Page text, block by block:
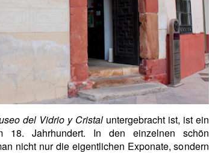
del Vidrio y Cristaluntergebracht ist, ist ein
18. Jahrhundert. In den einzelnen schön
nicht nur die eigentlichen Exponate, sondern